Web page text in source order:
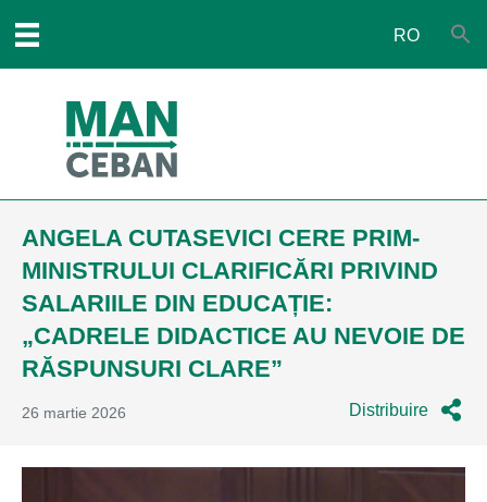
RO
ANGELA CUTASEVICI CERE PRIM-
MINISTRULUI CLARIFICĂRI PRIVIND
SALARIILE DIN EDUCAȚIE:
„CADRELE DIDACTICE AU NEVOIE DE
RĂSPUNSURI CLARE”
26 martie 2026 Distribuire